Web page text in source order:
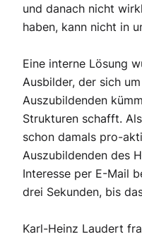
und danach nicht
haben, kann nicht in
Eine interne Lösung
Ausbilder, der sich
Auszubildenden
Strukturen schafft.
schon damals pro-
Auszubildenden des
Interesse per E-Mail
drei Sekunden, bis
Karl-Heinz Laudert